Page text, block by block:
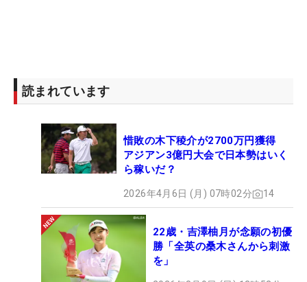
読まれています
惜敗の木下稜介が2700万円獲得
アジアン3億円大会で日本勢はいく
ら稼いだ？
2026年4月6日 (月) 07時02分 14
22歳・吉澤柚月が念願の初優
勝「全英の桑木さんから刺激
を」